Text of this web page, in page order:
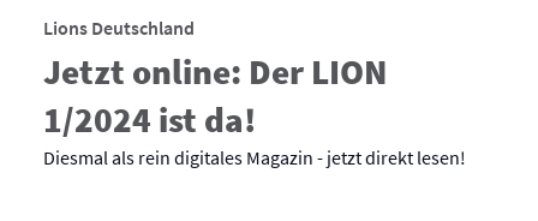
Lions Deutschland
Jetzt online: Der LION
1/2024 ist da!
Diesmal als rein digitales Magazin - jetzt direkt lesen!